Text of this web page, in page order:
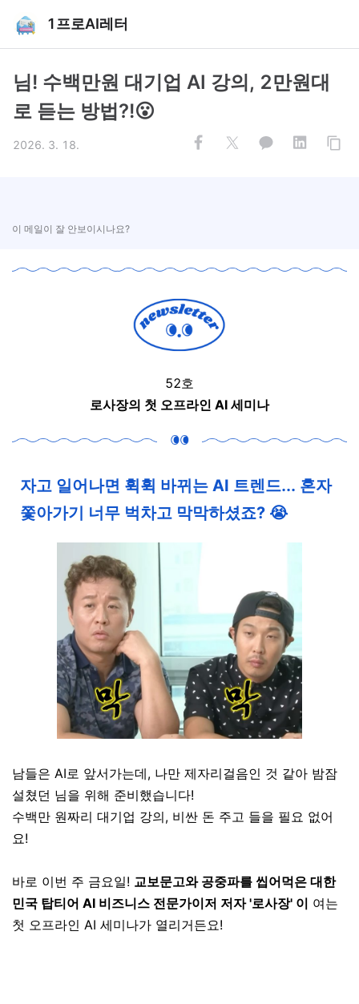
1프로AI레터
님! 수백만원 대기업 AI 강의, 2만원대
로 듣는 방법?!😮
2026. 3. 18.
이 메일이 잘 안보이시나요?
52호
로사장의 첫 오프라인 AI 세미나
자고 일어나면 휙휙 바뀌는 AI 트렌드... 혼자
쫓아가기 너무 벅차고 막막하셨죠? 😭
남들은 AI로 앞서가는데, 나만 제자리걸음인 것 같아 밤잠
설쳤던 님을 위해 준비했습니다!
수백만 원짜리 대기업 강의, 비싼 돈 주고 들을 필요 없어
요!
바로 이번 주 금요일! 교보문고와 공중파를 씹어먹은 대한
민국 탑티어 AI 비즈니스 전문가이저 저자 '로사장' 이 여는
첫 오프라인 AI 세미나가 열리거든요!